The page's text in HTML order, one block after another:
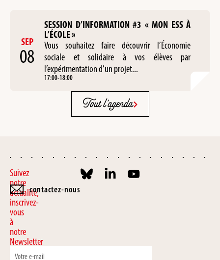
SEP
08
SESSION D’INFORMATION #3 « MON ESS À
L’ÉCOLE »
Vous souhaitez faire découvrir l’Économie
sociale et solidaire à vos élèves par
l’expérimentation d’un projet...
17:00-18:00
Tout l'agenda
Suivez
notre
actualité,
inscrivez-
vous
à
notre
Newsletter
contactez-nous